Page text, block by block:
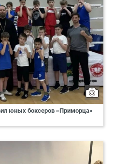
юных боксеров «Приморца»